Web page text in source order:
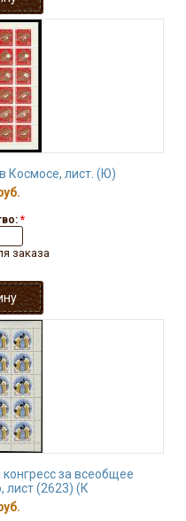
Космосе, лист. (Ю)
*
заказа
за всеобщее
лист (2623) (К